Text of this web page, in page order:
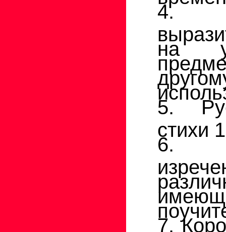
4.
на
5.
стихи
6.
7.